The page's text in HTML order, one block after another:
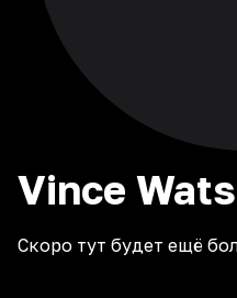
Vince
Скоро тут будет ещё